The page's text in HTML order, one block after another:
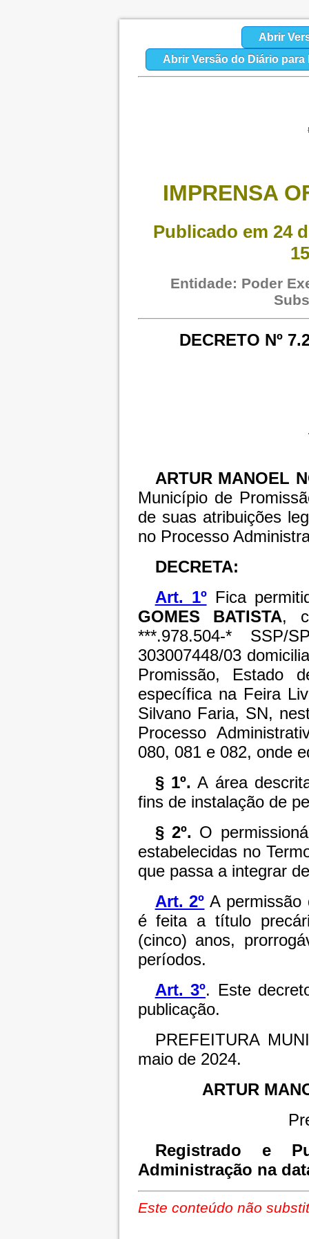
Abrir
Abrir Versão do Diário para
IMPRENSA
Publicado em 24
Entidade: Poder
DECRETO Nº
ARTUR MANOEL
Município de
de suas atribuições
no Processo
DECRETA:
Art. 1ºFica
GOMES BATISTA,
***.978.504-*
303007448/03
Promissão, Estado
específica na Feira
Silvano Faria, SN,
Processo
080, 081 e 082, onde
§ 1º. A área
fins de instalação de
§ 2º. O
estabelecidas no
que passa a integrar
Art. 2º A
é feita a título
(cinco) anos,
períodos.
Art. 3º. Este
publicação.
PREFEITURA
maio de 2024.
ARTUR
Registrado e
Administração na
Este conteúdo não